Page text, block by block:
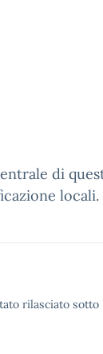
di
locali.
rilasciato